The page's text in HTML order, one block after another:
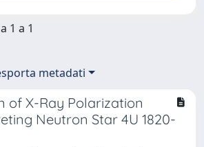
1 a 1
metadati
of X-Ray Polarization
Neutron Star 4U 1820-